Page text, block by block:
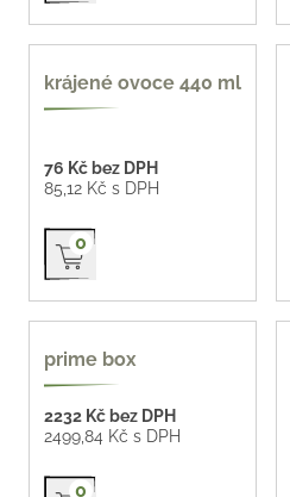
440 ml
krájené ovoce 440 ml
76 Kč bez DPH
85,12 Kč s DPH
Přidat do košíku
0
prime box
2232 Kč bez DPH
2499,84 Kč s DPH
Přidat do košíku
0